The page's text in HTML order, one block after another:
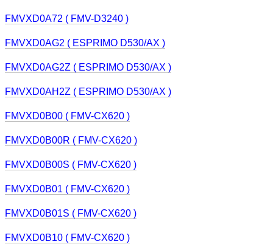
FMVXD0A72 ( FMV-D3240 )
FMVXD0AG2 ( ESPRIMO D530/AX )
FMVXD0AG2Z ( ESPRIMO D530/AX )
FMVXD0AH2Z ( ESPRIMO D530/AX )
FMVXD0B00 ( FMV-CX620 )
FMVXD0B00R ( FMV-CX620 )
FMVXD0B00S ( FMV-CX620 )
FMVXD0B01 ( FMV-CX620 )
FMVXD0B01S ( FMV-CX620 )
FMVXD0B10 ( FMV-CX620 )